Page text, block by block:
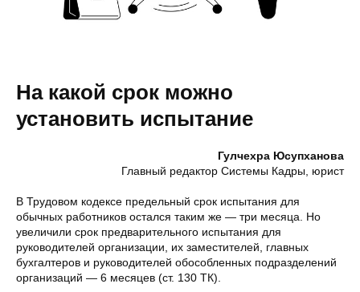
На какой срок можно
установить испытание
Гулчехра Юсупханова
Главный редактор Системы Кадры, юрист
В Трудовом кодексе предельный срок испытания для
обычных работников остался таким же — три месяца. Но
увеличили срок предварительного испытания для
руководителей организации, их заместителей, главных
бухгалтеров и руководителей обособленных подразделений
организаций — 6 месяцев (ст. 130 ТК).